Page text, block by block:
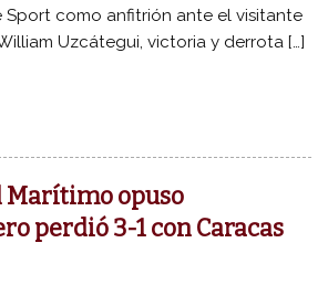
Sport como anfitrión ante el visitante
Uzcátegui, victoria y derrota […]
Marítimo opuso
perdió 3-1 con Caracas